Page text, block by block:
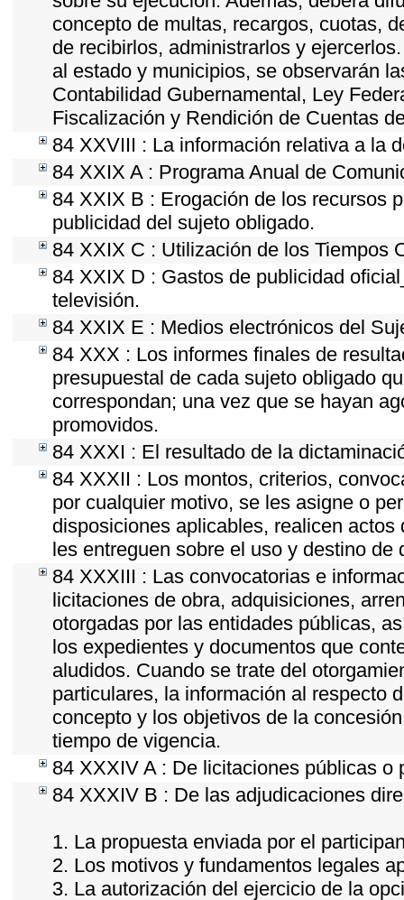
concepto de multas, recargos, cuotas,
de recibirlos, administrarlos y
al estado y municipios, se observarán
Contabilidad Gubernamental, Ley
Fiscalización y Rendición de Cuentas
84 XXVIII : La información relativa a la
84 XXIX A : Programa Anual de
84 XXIX B : Erogación de los recursos
publicidad del sujeto obligado.
84 XXIX C : Utilización de los Tiempos
84 XXIX D : Gastos de publicidad
televisión.
84 XXIX E : Medios electrónicos del
84 XXX : Los informes finales de
presupuestal de cada sujeto obligado
correspondan; una vez que se hayan
promovidos.
84 XXXI : El resultado de la
84 XXXII : Los montos, criterios,
por cualquier motivo, se les asigne o
disposiciones aplicables, realicen
les entreguen sobre el uso y destino de
84 XXXIII : Las convocatorias e
licitaciones de obra, adquisiciones,
otorgadas por las entidades públicas,
los expedientes y documentos que
aludidos. Cuando se trate del
particulares, la información al respecto
concepto y los objetivos de la
tiempo de vigencia.
84 XXXIV A : De licitaciones públicas
84 XXXIV B : De las adjudicaciones
1. La propuesta enviada por el
2. Los motivos y fundamentos legales
3. La autorización del ejercicio de la